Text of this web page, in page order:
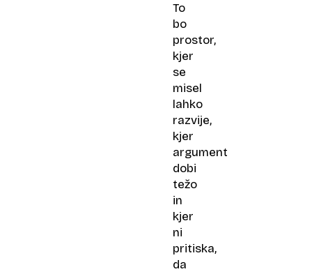
To
bo
prostor,
kjer
se
misel
lahko
razvije,
kjer
argument
dobi
težo
in
kjer
ni
pritiska,
da